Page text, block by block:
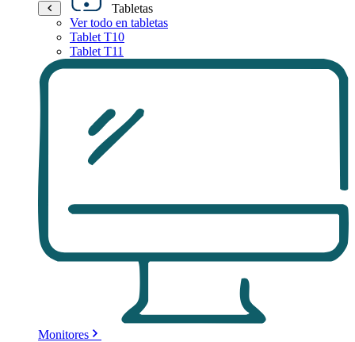
Tabletas
Ver todo en tabletas
Tablet T10
Tablet T11
Monitores